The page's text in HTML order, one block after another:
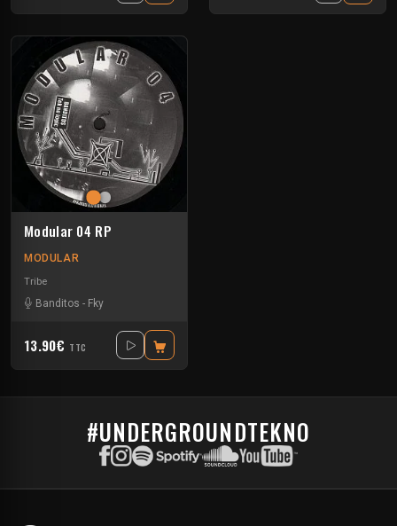
Modular 04 RP
MODULAR
Tribe
Banditos - Fky
13.90€ TTC
#UNDERGROUNDTEKNO